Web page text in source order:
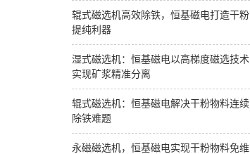
辊式磁选机高效除铁，恒基磁电打造干粉
提纯利器
湿式磁选机：恒基磁电以高梯度磁选技术
实现矿浆精准分离
辊式磁选机：恒基磁电解决干粉物料连续
除铁难题
永磁磁选机，恒基磁电实现干粉物料免维